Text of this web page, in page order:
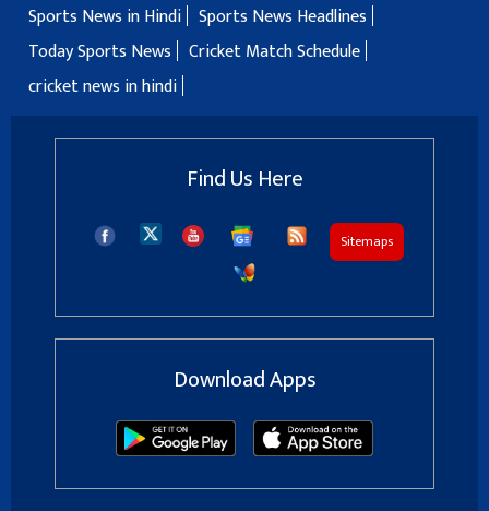
Sports News in Hindi Sports News Headlines
Today Sports News
Cricket Match Schedule
cricket news in hindi
Find Us Here
Sitemaps
Download Apps